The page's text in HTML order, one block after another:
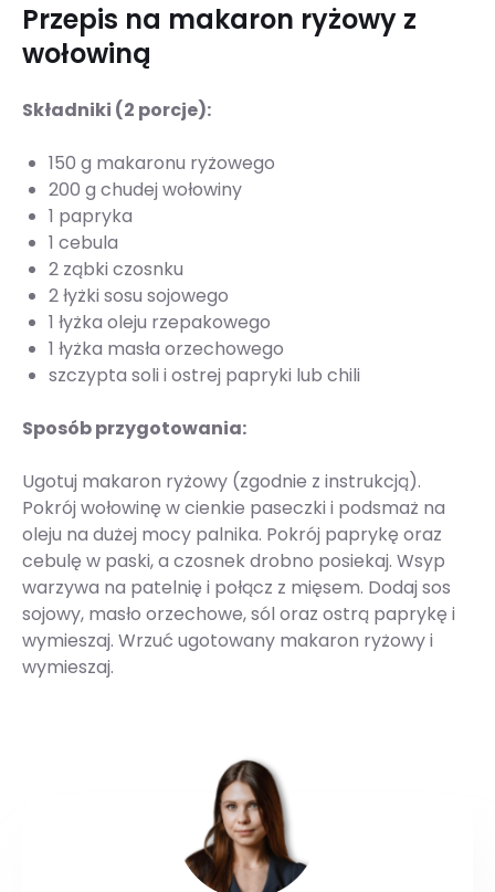
Przepis na makaron ryżowy z
wołowiną
Składniki (2 porcje):
150 g makaronu ryżowego
200 g chudej wołowiny
1 papryka
1 cebula
2 ząbki czosnku
2 łyżki sosu sojowego
1 łyżka oleju rzepakowego
1 łyżka masła orzechowego
szczypta soli i ostrej papryki lub chili
Sposób przygotowania:
Ugotuj makaron ryżowy (zgodnie z instrukcją).
Pokrój wołowinę w cienkie paseczki i podsmaż na
oleju na dużej mocy palnika. Pokrój paprykę oraz
cebulę w paski, a czosnek drobno posiekaj. Wsyp
warzywa na patelnię i połącz z mięsem. Dodaj sos
sojowy, masło orzechowe, sól oraz ostrą paprykę i
wymieszaj. Wrzuć ugotowany makaron ryżowy i
wymieszaj.